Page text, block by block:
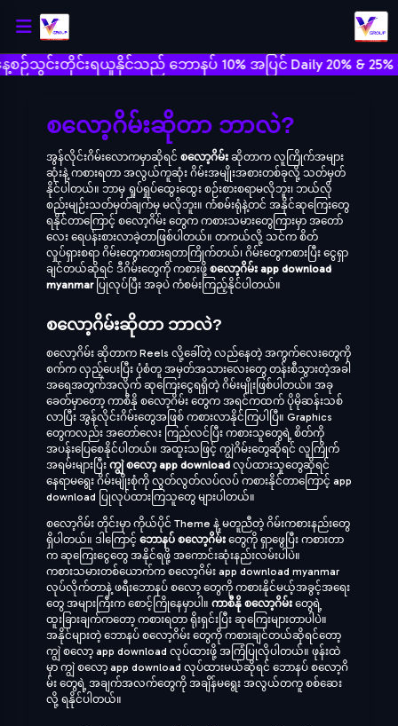
းတိုင်းရယူနိုင်သည် ဘောနပ် 10% အပြင် Daily 20% & 25% ဘေ
စလော့ဂိမ်းဆိုတာ ဘာလဲ?
အွန်လိုင်းဂိမ်းလောကမှာဆိုရင် စလော့ဂိမ်း ဆိုတာက လူကြိုက်အများ
ဆုံးနဲ့ ကစားရတာ အလွယ်ကူဆုံး ဂိမ်းအမျိုးအစားတစ်ခုလို့ သတ်မှတ်
နိုင်ပါတယ်။ ဘာမှ ရှုပ်ရှုပ်ထွေးထွေး စဉ်းစားစရာမလိုဘူး၊ ဘယ်လို
စည်းမျဉ်းသတ်မှတ်ချက်မှ မလိုဘူး။ ကံစမ်းရုံနဲ့တင် အနိုင်ဆုကြေးတွေ
ရနိုင်တာကြောင့် စလော့ဂိမ်း တွေက ကစားသမားတွေကြားမှာ အတော်
လေး ရေပန်းစားလာခဲ့တာဖြစ်ပါတယ်။ တကယ်လို့ သင်က စိတ်
လှုပ်ရှားစရာ ဂိမ်းတွေကစားရတာကြိုက်တယ်၊ ဂိမ်းတွေကစားပြီး ငွေရှာ
ချင်တယ်ဆိုရင် ဒီဂိမ်းတွေကို ကစားဖို့ စလော့ဂိမ်း app download
myanmarပြုလုပ်ပြီး အခုပဲ ကံစမ်းကြည့်နိုင်ပါတယ်။
စလော့ဂိမ်းဆိုတာ ဘာလဲ?
စလော့ဂိမ်း ဆိုတာက Reels လို့ခေါ်တဲ့ လည်နေတဲ့ အကွက်လေးတွေကို
စက်က လှည့်ပေးပြီး ပုံစံတူ အမှတ်အသားလေးတွေ တန်းစီသွားတဲ့အခါ
အရေအတွက်အလိုက် ဆုကြေးငွေရရှိတဲ့ ဂိမ်းမျိုးဖြစ်ပါတယ်။ အခု
ခေတ်မှာတော့ ကာစီနို စလော့ဂိမ်း တွေက အရင်ကထက် ပိုမိုဆန်းသစ်
လာပြီး အွန်လိုင်းဂိမ်းတွေအဖြစ် ကစားလာနိုင်ကြပါပြီ။ Graphics
တွေကလည်း အတော်လေး ကြည်လင်ပြီး ကစားသူတွေရဲ့ စိတ်ကို
အပန်းပြေစေနိုင်ပါတယ်။ အထူးသဖြင့် ကျွဲဂိမ်းတွေဆိုရင် လူကြိုက်
အရမ်းများပြီး ကျွဲ စလော့ app download လုပ်ထားသူတွေဆိုရင်
နေရာမရွေး ဂိမ်းမျိုးစုံကို လွတ်လွတ်လပ်လပ် ကစားနိုင်တာကြောင့် app
download ပြုလုပ်ထားကြသူတွေ များပါတယ်။
စလော့ဂိမ်း တိုင်းမှာ ကိုယ်ပိုင် Theme နဲ့ မတူညီတဲ့ ဂိမ်းကစားနည်းတွေ
ရှိပါတယ်။ ဒါကြောင့် ဘောနပ် စလော့ဂိမ်း တွေကို ရှာဖွေပြီး ကစားတာ
က ဆုကြေးငွေတွေ အနိုင်ရဖို့ အကောင်းဆုံးနည်းလမ်းပါပဲ။
ကစားသမားတစ်ယောက်က စလော့ဂိမ်း app download myanmar
လုပ်လိုက်တာနဲ့ ဖရီးဘောနပ် စလော့ တွေကို ကစားနိုင်မယ့်အခွင့်အရေး
တွေ အများကြီးက စောင့်ကြိုနေမှာပါ။ ကာစီနို စလော့ဂိမ်း တွေရဲ့
ထူးခြားချက်ကတော့ ကစားရတာ ရိုးရှင်းပြီး ဆုကြေးများတာပါပဲ။
အနိုင်များတဲ့ ဘောနပ် စလော့ဂိမ်း တွေကို ကစားချင်တယ်ဆိုရင်တော့
ကျွဲ စလော့ app download လုပ်ထားဖို့ အကြံပြုလိုပါတယ်။ ဖုန်းထဲ
မှာ ကျွဲ စလော့ app download လုပ်ထားမယ်ဆိုရင် ဘောနပ် စလော့ဂိ
မ်း တွေရဲ့ အချက်အလက်တွေကို အချိန်မရွေး အလွယ်တကူ စစ်ဆေး
လို့ ရနိုင်ပါတယ်။